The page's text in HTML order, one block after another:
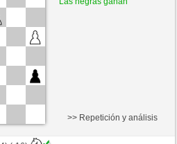
move
>> Repetición y análisis